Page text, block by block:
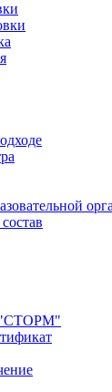
"СТОРМ"